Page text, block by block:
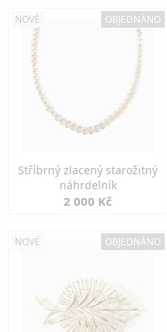
NOVÉ OBJEDNÁNO
Stříbrný zlacený starožitný
náhrdelník
2 000 Kč
NOVÉ OBJEDNÁNO